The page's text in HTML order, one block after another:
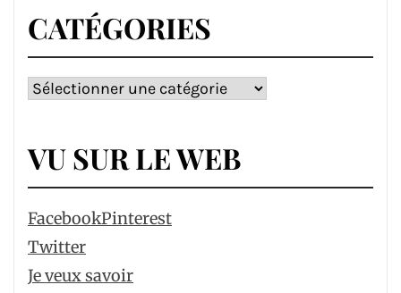
CATÉGORIES
Catégories
VU SUR LE WEB
FacebookPinterest
Twitter
Je veux savoir